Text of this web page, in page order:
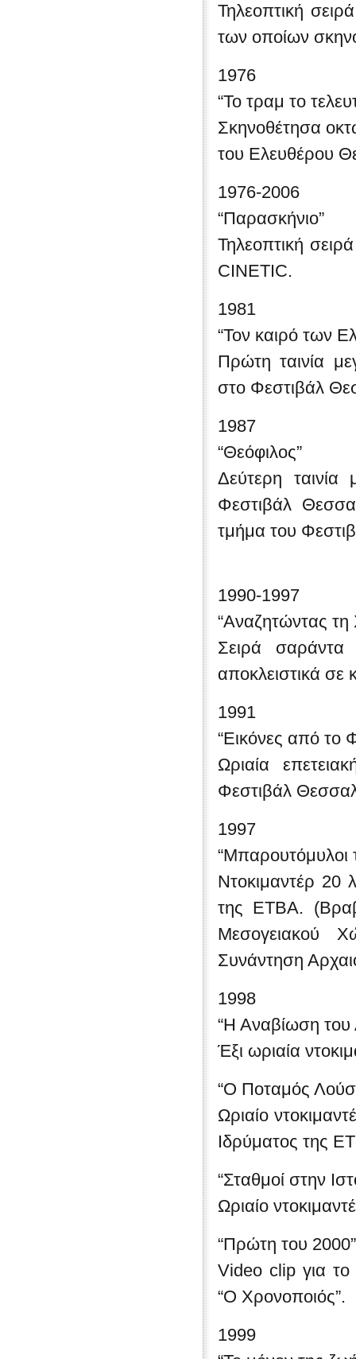
Τηλεοπτική
των οποίων
1976
“Το τραμ το
Σκηνοθέτησα
του Ελευθέρου
1976-2006
“Παρασκήνιο”
Τηλεοπτική
CINETIC.
1981
“Τον καιρό των
Πρώτη ταινία
στο Φεστιβάλ
1987
“Θεόφιλος”
Δεύτερη
Φεστιβάλ
τμήμα του
1990-1997
“Αναζητώντας τη
Σειρά σαράντα
αποκλειστικά σε
1991
“Εικόνες από το
Ωριαία
Φεστιβάλ
1997
“Μπαρουτόμυλοι
Ντοκιμαντέρ 20
της ΕΤΒΑ.
Μεσογειακού
Συνάντηση
1998
“Η Αναβίωση του
Έξι ωριαία
“Ο Ποταμός
Ωριαίο
Ιδρύματος της
“Σταθμοί στην
Ωριαίο
“Πρώτη του
Video clip για
“Ο Χρονοποιός”.
1999